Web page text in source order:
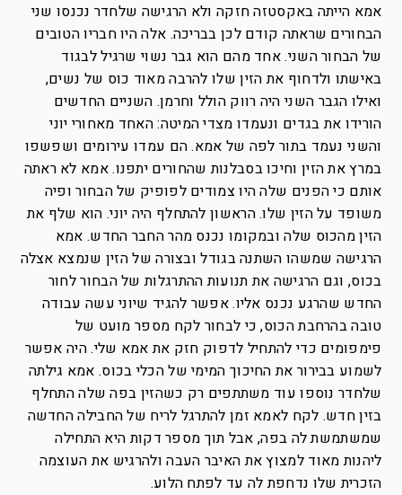
אמא הייתה באקסטזה חזקה ולא הרגישה שלחדר נכנסו שני
הבחורים שראתה קודם לכן בבריכה. אלה היו חבריו הטובים
של הבחור השני. אחד מהם הוא גבר נשוי שרגיל לבגוד
באישתו ולדחוף את הזין שלו להרבה מאוד כוס של נשים,
ואילו הגבר השני היה רווק הולל וחרמן. השניים החדשים
הורידו את בגדים ונעמדו מצדי המיטה: האחד מאחורי יוני
והשני נעמד בתור לפה של אמא. הם עמדו עירומים ושפשפו
במרץ את הזין וחיכו בסבלנות שהחורים יתפנו. אמא לא ראתה
אותם כי הפנים שלה היו צמודים לפופיק של הבחור ופיה
משופד על הזין שלו. הראשון להתחלף היה יוני. הוא שלף את
הזין מהכוס שלה ובמקומו נכנס מהר החבר החדש. אמא
הרגישה שמשהו השתנה בגודל ובצורה של הזין שנמצא אצלה
בכוס, וגם הרגישה את תנועות ההתרגלות של הבחור לחור
החדש שהרגע נכנס אליו. אפשר להגיד שיוני עשה עבודה
טובה בהרחבת הכוס, כי לבחור לקח מספר מועט של
פימפומים כדי להתחיל לדפוק חזק את אמא שלי. היה אפשר
לשמוע בבירור את החיכוך המימי של הכלי בכוס. אמא גילתה
שלחדר נוספו עוד משתתפים רק כשהזין בפה שלה התחלף
בזין חדש. לקח לאמא זמן להתרגל לריח של החבילה החדשה
שמשתמשת לה בפה, אבל תוך מספר דקות היא התחילה
ליהנות מאוד למצוץ את האיבר העבה ולהרגיש את העוצמה
הזכרית שלו נדחפת לה עד לפתח הלוע.